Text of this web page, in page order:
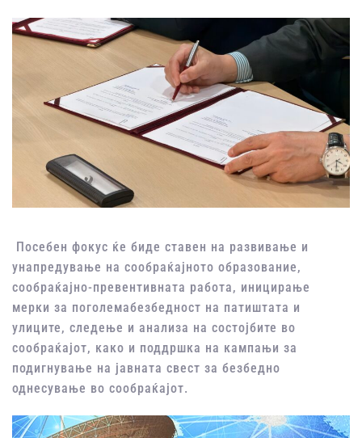
Посебен фокус ќе биде ставен на развивање и
унапредување на сообраќајното образование,
сообраќајно-превентивната работа, иницирање
мерки за поголемабезбедност на патиштата и
улиците, следење и анализа на состојбите во
сообраќајот, како и поддршка на кампањи за
подигнување на јавната свест за безбедно
однесување во сообраќајот.